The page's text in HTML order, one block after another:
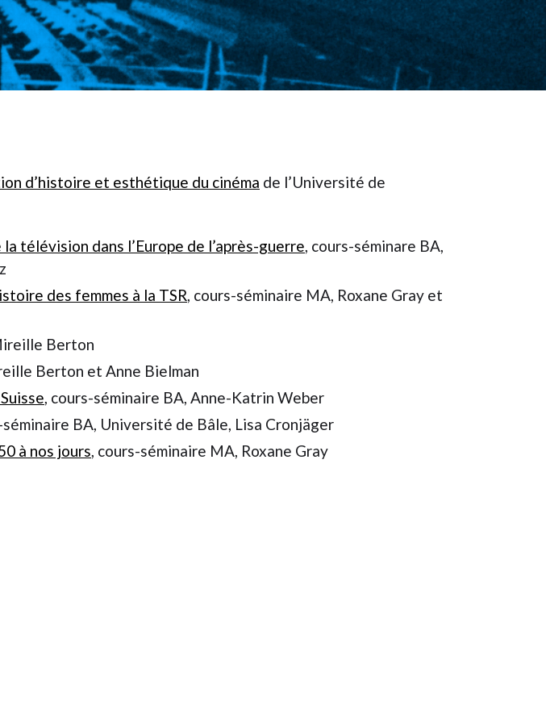
d’histoire et esthétique du cinéma de l’Université de
télévision dans l’Europe de l’après-guerre, cours-séminare BA,
des femmes à la TSR, cours-séminaire MA, Roxane Gray et
Berton
Berton et Anne Bielman
, cours-séminaire BA, Anne-Katrin Weber
séminaire BA, Université de Bâle, Lisa Cronjäger
à nos jours, cours-séminaire MA, Roxane Gray